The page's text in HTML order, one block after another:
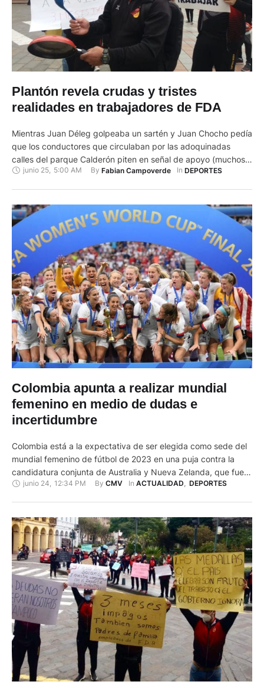
Plantón revela crudas y tristes
realidades en trabajadores de FDA
Mientras Juan Déleg golpeaba un sartén y Juan Chocho pedía
que los conductores que circulaban por las adoquinadas
calles del parque Calderón piten en señal de apoyo (muchos
hicieron sonar la bocina de sus vehículos sincronizadamente),
Secretaría del Deporte el …
junio 25, 5:00 AM By Fabian Campoverde In DEPORTES
Colombia apunta a realizar mundial
femenino en medio de dudas e
incertidumbre
Colombia está a la expectativa de ser elegida como sede del
mundial femenino de fútbol de 2023 en una puja contra la
candidatura conjunta de Australia y Nueva Zelanda, que fue
mejor calificada por la FIFA y no tiene el manto de dudas e
junio 24 12:34 PM By CMV In ACTUALIDAD, DEPORTES